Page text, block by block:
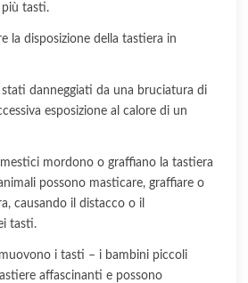
più tasti.
la disposizione della tastiera in
danneggiati da una bruciatura di
esposizione al calore di un
mordono o graffiano la tastiera
possono masticare, graffiare o
causando il distacco o il
tasti.
i tasti – i bambini piccoli
affascinanti e possono